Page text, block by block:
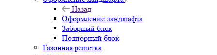
Назад
Оформление ландшафта
Заборный блок
Подпорный блок
Газонная решетка